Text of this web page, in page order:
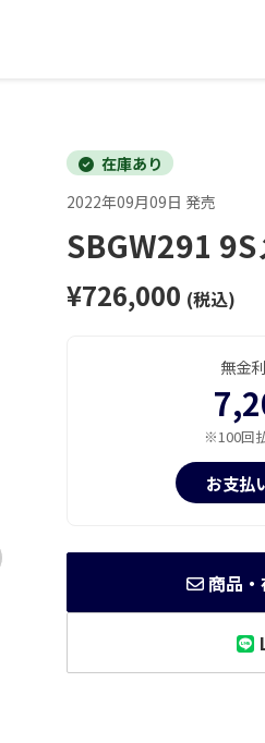
在庫あり
2022年09月09日 発売
SBGW291
¥726,000 (税込)
無金
※100回
お支払
商品